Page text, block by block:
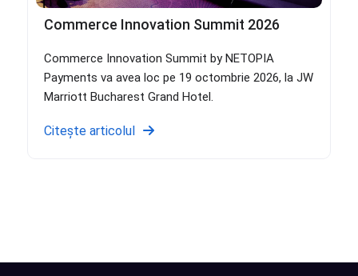
Commerce Innovation Summit 2026
Commerce Innovation Summit by NETOPIA
Payments va avea loc pe 19 octombrie 2026, la JW
Marriott Bucharest Grand Hotel.
Citește articolul